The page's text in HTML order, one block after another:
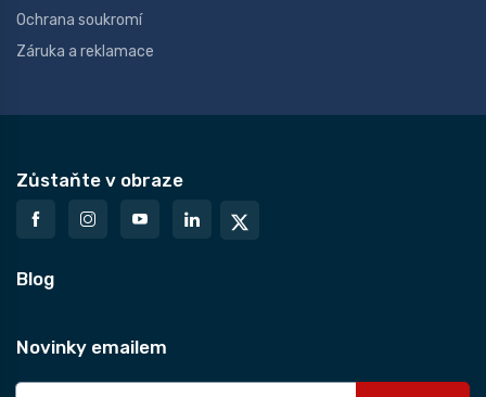
Ochrana soukromí
Záruka a reklamace
Zůstaňte v obraze
Blog
Novinky emailem